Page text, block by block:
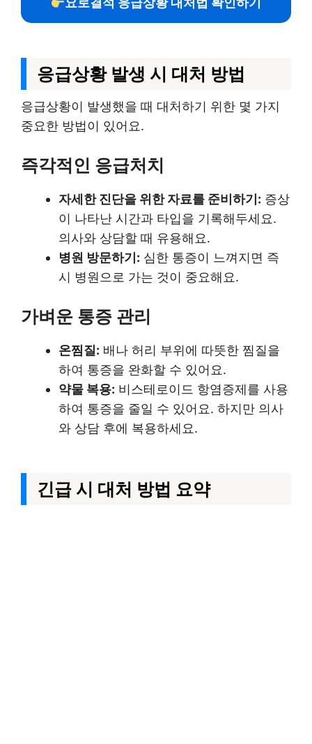
응급상황 발생 시 대처 방법
응급상황이 발생했을 때 대처하기 위한 몇 가지
중요한 방법이 있어요.
즉각적인 응급처치
자세한 진단을 위한 자료를 준비하기: 증상
이 나타난 시간과 타입을 기록해두세요.
의사와 상담할 때 유용해요.
병원 방문하기: 심한 통증이 느껴지면 즉
시 병원으로 가는 것이 중요해요.
가벼운 통증 관리
온찜질: 배나 허리 부위에 따뜻한 찜질을
하여 통증을 완화할 수 있어요.
약물 복용: 비스테로이드 항염증제를 사용
하여 통증을 줄일 수 있어요. 하지만 의사
와 상담 후에 복용하세요.
긴급 시 대처 방법 요약